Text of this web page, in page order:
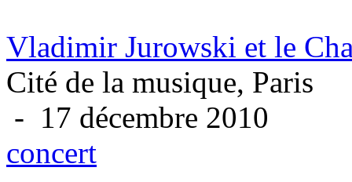
Vladimir Jurowski et le
Cité de la musique, Paris
- 17 décembre 2010
concert